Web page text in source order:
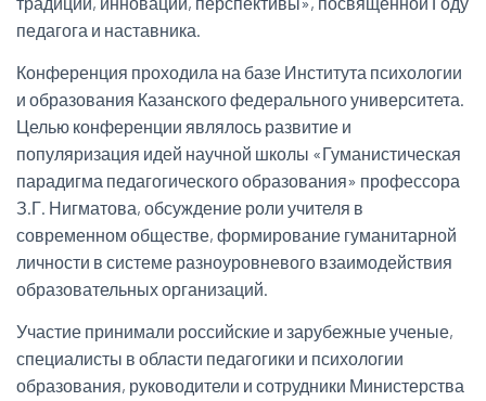
педагога и наставника.
Конференция проходила на базе Института психологии
и образования Казанского федерального университета.
Целью конференции являлось развитие и
популяризация идей научной школы «Гуманистическая
парадигма педагогического образования» профессора
З.Г. Нигматова, обсуждение роли учителя в
современном обществе, формирование гуманитарной
личности в системе разноуровневого взаимодействия
образовательных организаций.
Участие принимали российские и зарубежные ученые,
специалисты в области педагогики и психологии
образования, руководители и сотрудники Министерства